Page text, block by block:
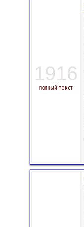
1916
полный текст